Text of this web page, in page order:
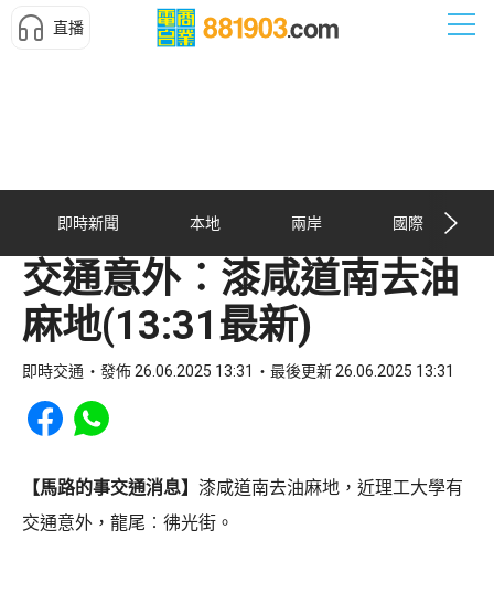
直播
即時新聞 本地 兩岸 國際
交通意外︰漆咸道南去油
麻地(13:31最新)
即時交通 發佈 26.06.2025 13:31 最後更新 26.06.2025 13:31
Share to Facebook
Share to WhatsApp
【馬路的事交通消息】 漆咸道南去油麻地，近理工大學有
交通意外，龍尾︰彿光街。